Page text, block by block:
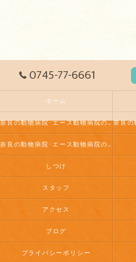
0745-77-6661
ホーム
奈良の動物病院･エース動物病院の口コミ情報
奈良の動物病院･エース動物病院のお客様の声
しつけ
スタッフ
アクセス
ブログ
プライバシーポリシー